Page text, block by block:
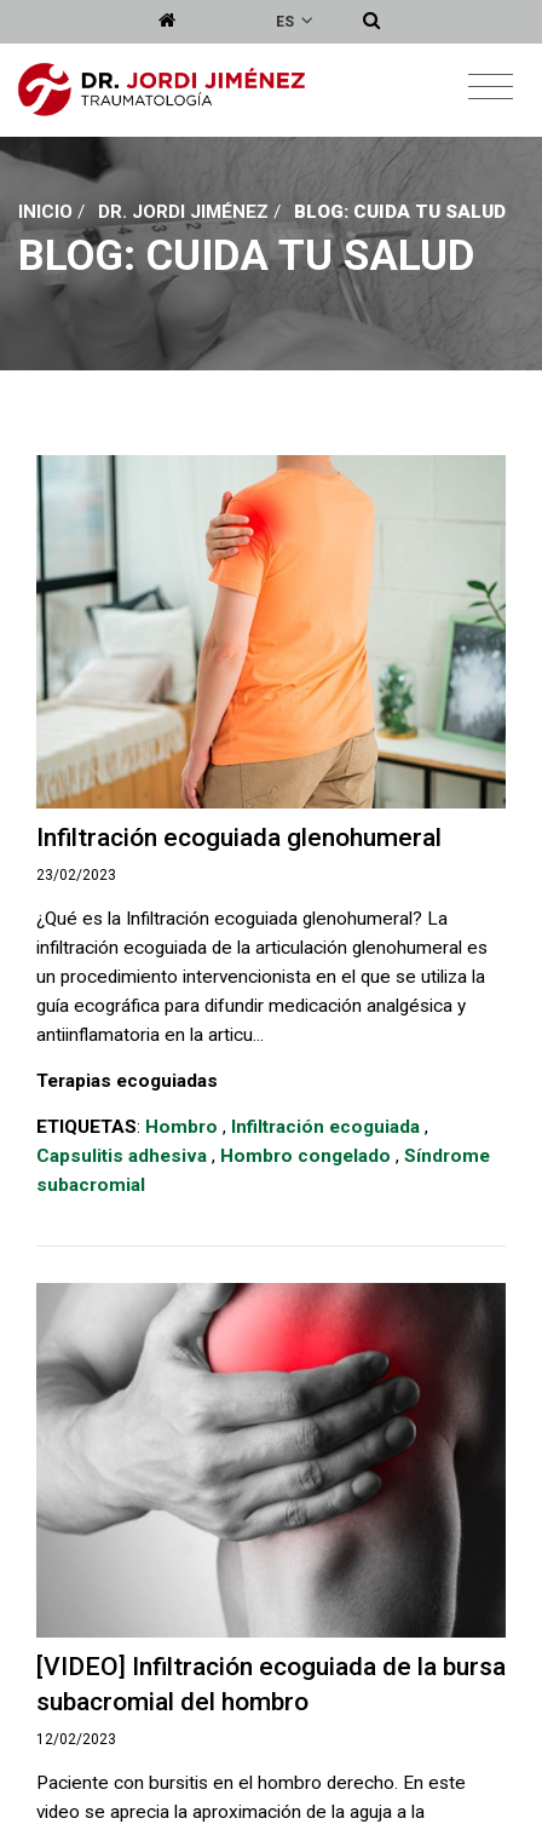
ES
INICIO / DR. JORDI JIMÉNEZ / BLOG: CUIDA TU SALUD
BLOG: CUIDA TU SALUD
Infiltración ecoguiada glenohumeral
23/02/2023
¿Qué es la Infiltración ecoguiada glenohumeral? La
infiltración ecoguiada de la articulación glenohumeral es
un procedimiento intervencionista en el que se utiliza la
guía ecográfica para difundir medicación analgésica y
antiinflamatoria en la articu...
Terapias ecoguiadas
ETIQUETAS: Hombro , Infiltración ecoguiada ,
Capsulitis adhesiva , Hombro congelado , Síndrome
subacromial
[VIDEO] Infiltración ecoguiada de la bursa
subacromial del hombro
12/02/2023
Paciente con bursitis en el hombro derecho. En este
video se aprecia la aproximación de la aguja a la